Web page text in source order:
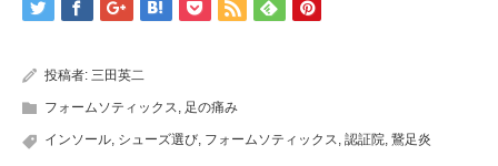
投稿者: 三田英二
フォームソティックス, 足の痛み
インソール, シューズ選び, フォームソティックス, 認証院, 鵞足炎